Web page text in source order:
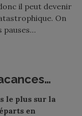
il peut devenir
On
pauses…
le plus sur la
en